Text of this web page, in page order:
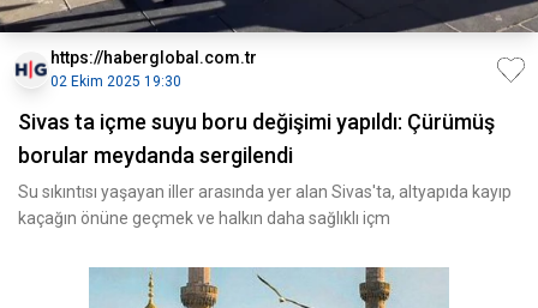
https://haberglobal.com.tr
02 Ekim 2025 19:30
Sivas ta içme suyu boru değişimi yapıldı: Çürümüş
borular meydanda sergilendi
Su sıkıntısı yaşayan iller arasında yer alan Sivas'ta, altyapıda kayıp
kaçağın önüne geçmek ve halkın daha sağlıklı içm